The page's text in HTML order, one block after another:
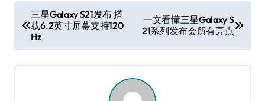
章
导
航
三星Galaxy S21发布 搭
载6.2英寸屏幕支持120
Hz
一文看懂三星Galaxy S
21系列发布会所有亮点